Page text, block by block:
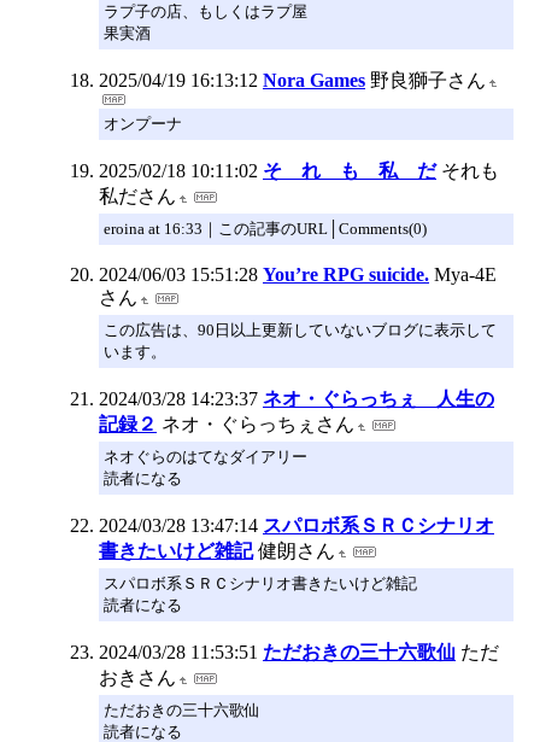
ラプ子の店、もしくはラプ屋
果実酒
2025/04/19 16:13:12 Nora Games 野良獅子さん
オンプーナ
2025/02/18 10:11:02 そ れ も 私 だ それも
私ださん
eroina at 16:33｜この記事のURL│Comments(0)
2024/06/03 15:51:28 You’re RPG suicide. Mya-4E
さん
この広告は、90日以上更新していないブログに表示して
います。
2024/03/28 14:23:37 ネオ・ぐらっちぇ 人生の
記録２ ネオ・ぐらっちぇさん
ネオぐらのはてなダイアリー
読者になる
2024/03/28 13:47:14 スパロボ系ＳＲＣシナリオ
書きたいけど雑記 健朗さん
スパロボ系ＳＲＣシナリオ書きたいけど雑記
読者になる
2024/03/28 11:53:51 ただおきの三十六歌仙 ただ
おきさん
ただおきの三十六歌仙
読者になる